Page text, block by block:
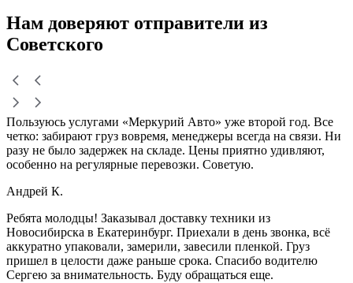
Нам доверяют отправители из
Советского
Пользуюсь услугами «Меркурий Авто» уже второй год. Все
четко: забирают груз вовремя, менеджеры всегда на связи. Ни
разу не было задержек на складе. Цены приятно удивляют,
особенно на регулярные перевозки. Советую.
Андрей К.
Ребята молодцы! Заказывал доставку техники из
Новосибирска в Екатеринбург. Приехали в день звонка, всё
аккуратно упаковали, замерили, завесили пленкой. Груз
пришел в целости даже раньше срока. Спасибо водителю
Сергею за внимательность. Буду обращаться еще.